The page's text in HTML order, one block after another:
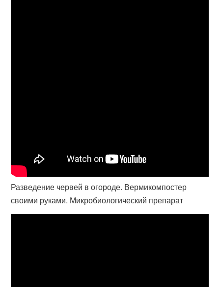
Разведение червей в огороде. Вермикомпостер
своими руками. Микробиологический препарат